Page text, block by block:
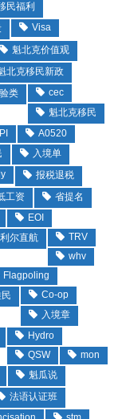
民福利
Visa
魁北克价值观
北克移民新政
类
cec
魁北克移民
A0520
入境单
报税退税
工资
省提名
EOI
尔直航
TRV
whv
Flagpoling
Co-op
入境章
Hydro
QSW
mon
魁瓜说
法语认证班